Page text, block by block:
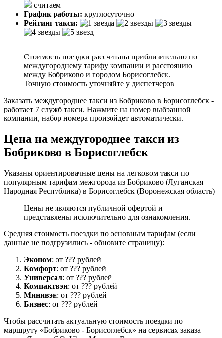
считаем
График работы: круглосуточно
Рейтинг такси:
Стоимость поездки рассчитана приблизительно по
междугороднему тарифу компании и расстоянию
между Бобриково и городом Борисоглебск.
Точную стоимость уточняйте у диспетчеров
Заказать междугороднее такси из Бобриково в Борисоглебск -
работает 7 служб такси. Нажмите на номер выбранной
компании, набор номера произойдет автоматически.
Цена на междугороднее такси из
Бобриково в Борисоглебск
Указаны ориентировачные цены на легковом такси по
популярным тарифам межгорода из Бобриково (Луганская
Народная Республика) в Борисоглебск (Воронежская область)
Цены не являются публичной офертой и
представлены исключительно для ознакомления.
Средняя стоимость поездки по основным тарифам (если
данные не подгрузились - обновите страницу):
Эконом: от ??? рублей
Комфорт: от ??? рублей
Универсал: от ??? рублей
Компактвэн: от ??? рублей
Минивэн: от ??? рублей
Бизнес: от ??? рублей
Чтобы рассчитать актуальную стоимость поездки по
маршруту «Бобриково - Борисоглебск» на сервисах заказа